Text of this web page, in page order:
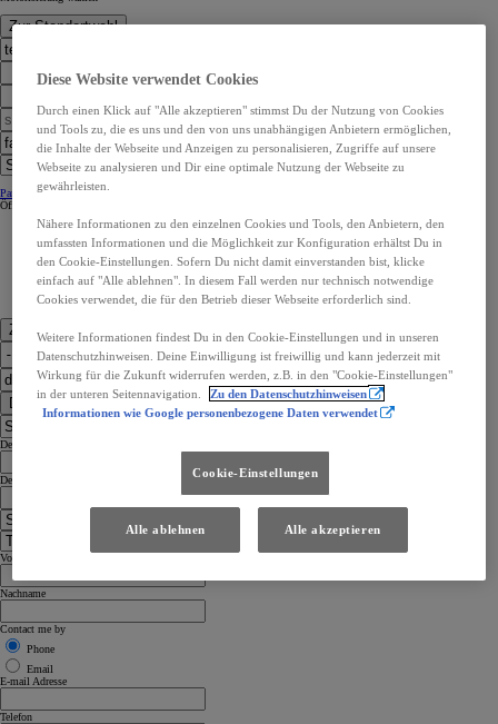
Zur Standortwahl
Partner Kontaktangaben:
Öffnungszeiten
Zu den Kontaktdaten
Dealer Finder
Dealer Language
Dealer Country
Vorname
Nachname
Contact me by
Phone
Email
E-mail Adresse
Telefon
Diese Website verwendet Cookies
Durch einen Klick auf "Alle akzeptieren" stimmst Du der Nutzung von Cookies
und Tools zu, die es uns und den von uns unabhängigen Anbietern ermöglichen,
die Inhalte der Webseite und Anzeigen zu personalisieren, Zugriffe auf unsere
Webseite zu analysieren und Dir eine optimale Nutzung der Webseite zu
gewährleisten.
Nähere Informationen zu den einzelnen Cookies und Tools, den Anbietern, den
umfassten Informationen und die Möglichkeit zur Konfiguration erhältst Du in
den Cookie-Einstellungen. Sofern Du nicht damit einverstanden bist, klicke
einfach auf "Alle ablehnen". In diesem Fall werden nur technisch notwendige
Cookies verwendet, die für den Betrieb dieser Webseite erforderlich sind.
Weitere Informationen findest Du in den Cookie-Einstellungen und in unseren
Datenschutzhinweisen. Deine Einwilligung ist freiwillig und kann jederzeit mit
Wirkung für die Zukunft widerrufen werden, z.B. in den "Cookie-Einstellungen"
in der unteren Seitennavigation.
Zu den Datenschutzhinweisen
Informationen wie Google personenbezogene Daten verwendet
Cookie-Einstellungen
Alle ablehnen Alle akzeptieren